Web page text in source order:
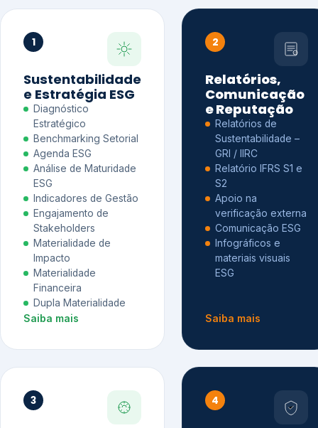
1
Sustentabilidade
e Estratégia ESG
Diagnóstico
Estratégico
Benchmarking Setorial
Agenda ESG
Análise de Maturidade
ESG
Indicadores de Gestão
Engajamento de
Stakeholders
Materialidade de
Impacto
Materialidade
Financeira
Dupla Materialidade
Saiba mais
2
Relatórios,
Comunicação
e Reputação
Relatórios de
Sustentabilidade –
GRI / IIRC
Relatório IFRS S1 e
S2
Apoio na
verificação externa
Comunicação ESG
Infográficos e
materiais visuais
ESG
Saiba mais
3 4